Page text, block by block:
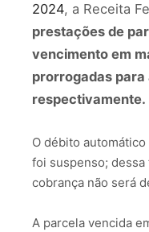
2024, a Receita
prestações de
vencimento em
prorrogadas para
respectivamente.
O débito
foi suspenso;
cobrança não será
A parcela vencida